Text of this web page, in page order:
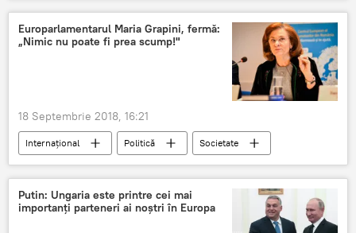
Europarlamentarul Maria Grapini, fermă:
„Nimic nu poate fi prea scump!"
18 Septembrie 2018, 16:21
Internaţional Politică
Societate
Maria Grapini
sprijin
Rezultate exit poll: alegeri europarlamentare 2019 în România
România
familie
Putin: Ungaria este printre cei mai
importanți parteneri ai noștri în Europa